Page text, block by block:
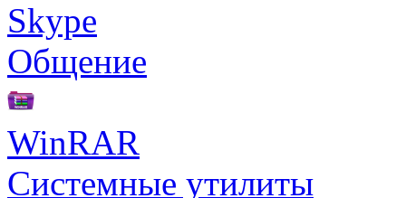
Skype
Общение
WinRAR
Системные утилиты